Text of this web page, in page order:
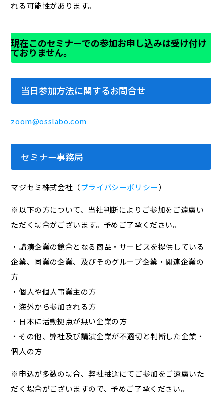
れる可能性があります。
現在このセミナーでの参加お申し込みは受け付け
ておりません。
当日参加方法に関するお問合せ
zoom@osslabo.com
セミナー事務局
マジセミ株式会社（プライバシーポリシー）
※以下の方について、当社判断によりご参加をご遠慮い
ただく場合がございます。予めご了承ください。
・講演企業の競合となる商品・サービスを提供している
企業、同業の企業、及びそのグループ企業・関連企業の
方
・個人や個人事業主の方
・海外から参加される方
・日本に活動拠点が無い企業の方
・その他、弊社及び講演企業が不適切と判断した企業・
個人の方
※申込が多数の場合、弊社抽選にてご参加をご遠慮いた
だく場合がございますので、予めご了承ください。